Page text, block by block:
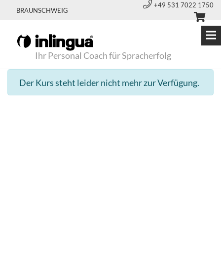
BRAUNSCHWEIG
+49 531 7022 1750
Ihr Personal Coach für Spracherfolg
Der Kurs steht leider nicht mehr zur Verfügung.